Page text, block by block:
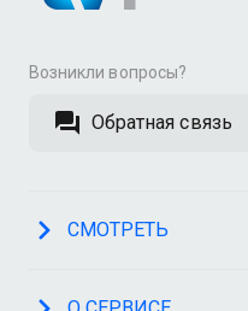
Возникли вопросы?
Обратная связь
СМОТРЕТЬ